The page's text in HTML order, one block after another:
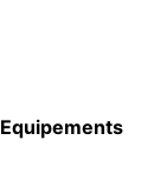
Equipements